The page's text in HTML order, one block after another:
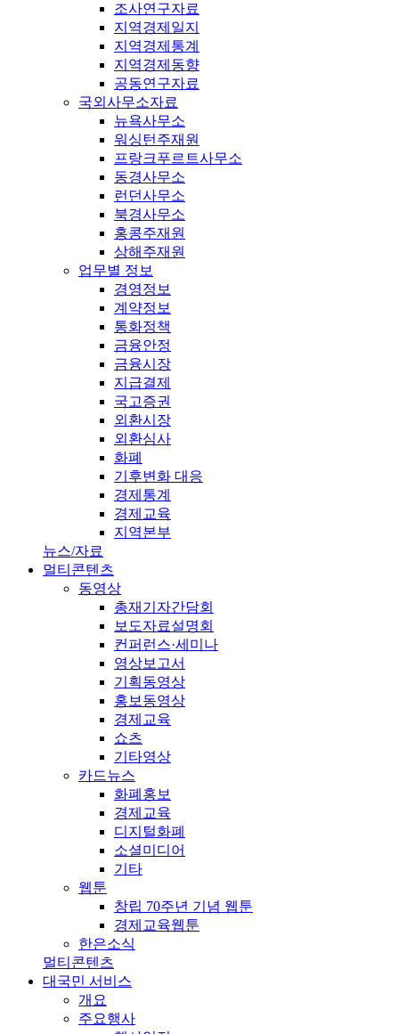
조사연구자료
지역경제일지
지역경제통계
지역경제동향
공동연구자료
국외사무소자료
뉴욕사무소
워싱턴주재원
프랑크푸르트사무소
동경사무소
런던사무소
북경사무소
홍콩주재원
상해주재원
업무별 정보
경영정보
계약정보
통화정책
금융안정
금융시장
지급결제
국고증권
외환시장
외환심사
화폐
기후변화 대응
경제통계
경제교육
지역본부
뉴스/자료
멀티콘텐츠
동영상
총재기자간담회
보도자료설명회
컨퍼런스·세미나
영상보고서
기획동영상
홍보동영상
경제교육
쇼츠
기타영상
카드뉴스
화폐홍보
경제교육
디지털화폐
소셜미디어
기타
웹툰
창립 70주년 기념 웹툰
경제교육웹툰
한은소식
멀티콘텐츠
대국민 서비스
개요
주요행사